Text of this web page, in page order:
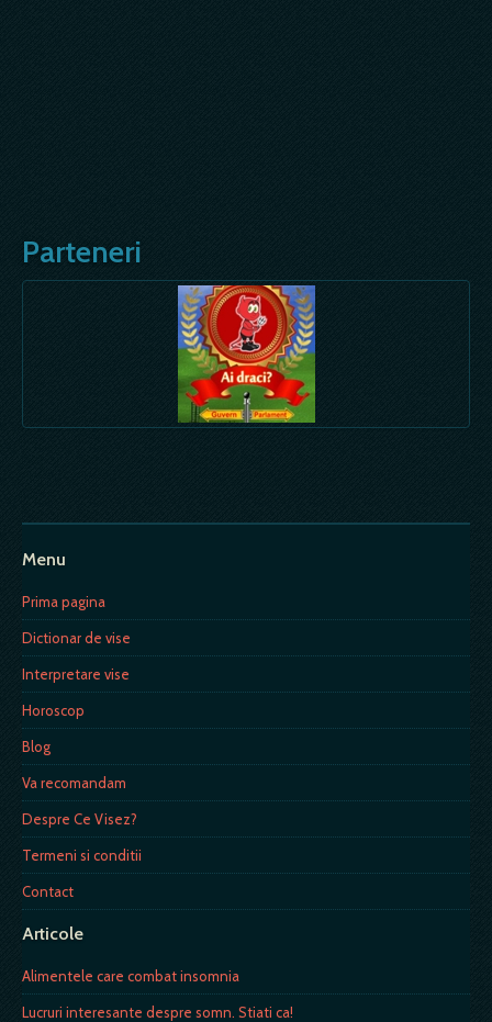
Parteneri
Menu
Prima pagina
Dictionar de vise
Interpretare vise
Horoscop
Blog
Va recomandam
Despre Ce Visez?
Termeni si conditii
Contact
Articole
Alimentele care combat insomnia
Lucruri interesante despre somn. Stiati ca!